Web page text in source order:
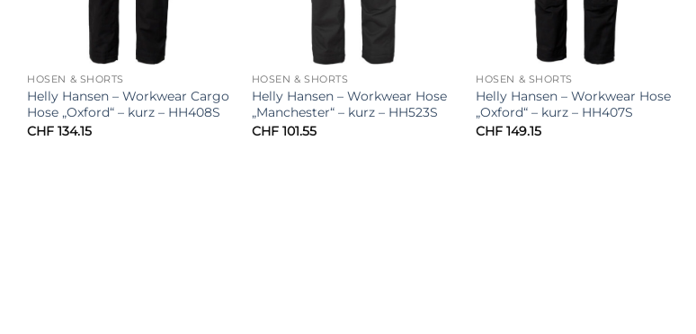
HOSEN & SHORTS
Helly Hansen – Workwear Cargo
Hose „Oxford“ – kurz – HH408S
CHF 134.15
HOSEN & SHORTS
Helly Hansen – Workwear Hose
„Manchester“ – kurz – HH523S
CHF101.55
HOSEN & SHORTS
Helly Hansen – Workwear Hose
„Oxford“ – kurz – HH407S
CHF 149.15